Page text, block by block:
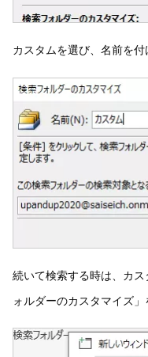
カスタムを選び、名前を付
続いて検索する時は、カ
ォルダーのカスタマイズ」